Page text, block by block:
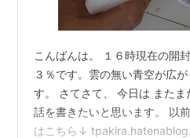
こんばんは。 １６時現在の開
３％です。雲の無い青空が広
す。 さてさて、 今日は また
話を書きたいと思います。 以
はこちら↓